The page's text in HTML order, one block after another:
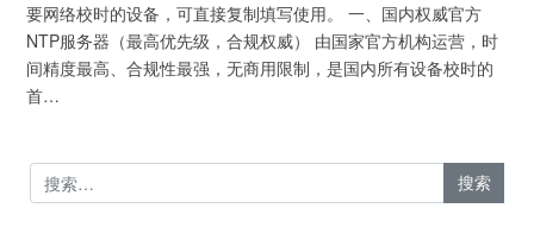
要网络校时的设备，可直接复制填写使用。 一、国内权威官方
NTP服务器（最高优先级，合规权威） 由国家官方机构运营，时
间精度最高、合规性最强，无商用限制，是国内所有设备校时的
首…